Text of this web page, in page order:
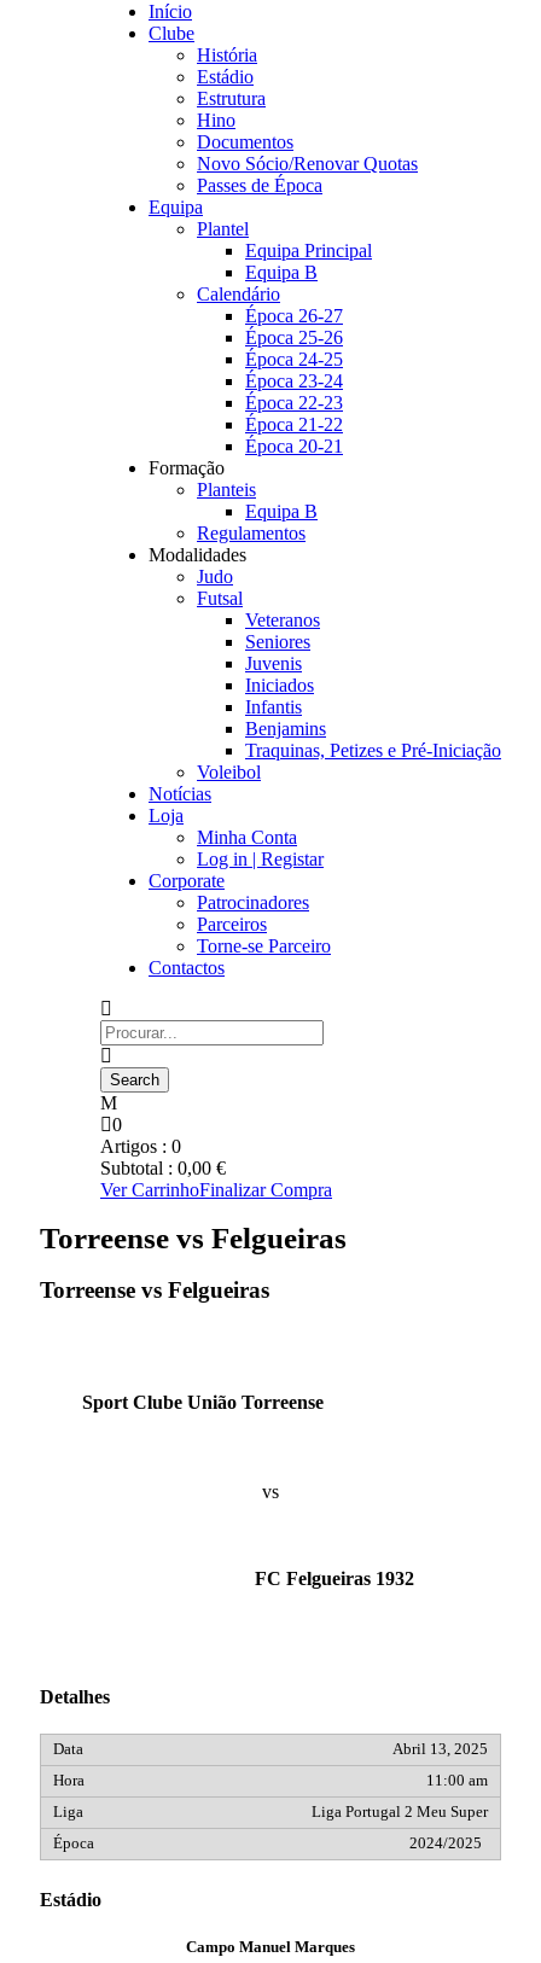
Início
Clube
História
Estádio
Estrutura
Hino
Documentos
Novo Sócio/Renovar Quotas
Passes de Época
Equipa
Plantel
Equipa Principal
Equipa B
Calendário
Época 26-27
Época 25-26
Época 24-25
Época 23-24
Época 22-23
Época 21-22
Época 20-21
Formação
Planteis
Equipa B
Regulamentos
Modalidades
Judo
Futsal
Veteranos
Seniores
Juvenis
Iniciados
Infantis
Benjamins
Traquinas, Petizes e Pré-Iniciação
Voleibol
Notícias
Loja
Minha Conta
Log in | Registar
Corporate
Patrocinadores
Parceiros
Torne-se Parceiro
Contactos
0
Artigos : 0
Subtotal : 0,00 €
Ver CarrinhoFinalizar Compra
Torreense vs Felgueiras
Torreense vs Felgueiras
Sport Clube União Torreense
vs
FC Felgueiras 1932
Detalhes
Abril 13, 2025
11:00 am
Liga Portugal 2 Meu Super
2024/2025
Estádio
Campo Manuel Marques